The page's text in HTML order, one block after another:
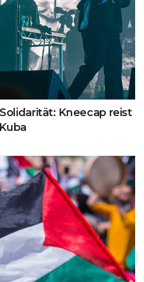
Kneecap reist